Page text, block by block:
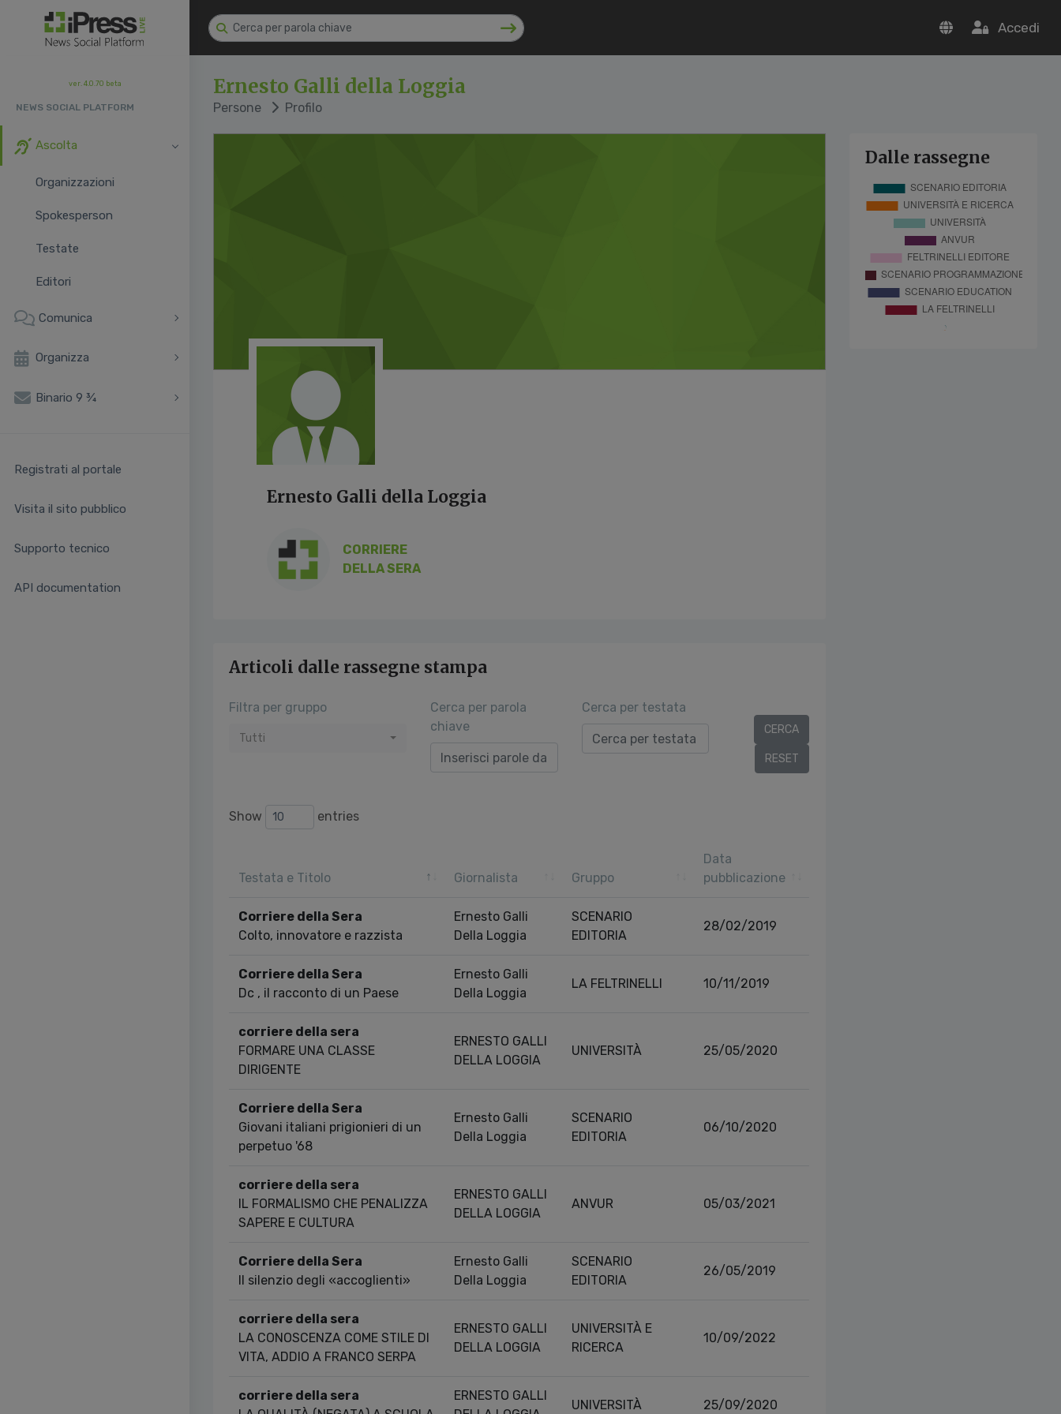
Accedi
ver. 4.0.70 beta
NEWS SOCIAL PLATFORM
Ascolta
Organizzazioni
Spokesperson
Testate
Editori
Comunica
Organizza
Binario 9 ¾
Registrati al portale
Visita il sito pubblico
Supporto tecnico
API documentation
Ernesto Galli della Loggia
Persone Profilo
Ernesto Galli della Loggia
CORRIERE
DELLA SERA
Articoli dalle rassegne stampa
Filtra per gruppo
Tutti
Cerca per parola
chiave
Cerca per testata
Show entries
Testata e Titolo Giornalista Gruppo
Data
pubblicazione
Corriere della Sera
Colto, innovatore e razzista
Ernesto Galli
Della Loggia
SCENARIO
EDITORIA
28/02/2019
Corriere della Sera
Dc , il racconto di un Paese
Ernesto Galli
Della Loggia
LA FELTRINELLI 10/11/2019
corriere della sera
FORMARE UNA CLASSE
DIRIGENTE
ERNESTO GALLI
DELLA LOGGIA
UNIVERSITÀ 25/05/2020
Corriere della Sera
Giovani italiani prigionieri di un
perpetuo '68
Ernesto Galli
Della Loggia
SCENARIO
EDITORIA
06/10/2020
corriere della sera
IL FORMALISMO CHE PENALIZZA
SAPERE E CULTURA
ERNESTO GALLI
DELLA LOGGIA
ANVUR 05/03/2021
Corriere della Sera
Il silenzio degli «accoglienti»
Ernesto Galli
Della Loggia
SCENARIO
EDITORIA
26/05/2019
corriere della sera
LA CONOSCENZA COME STILE DI
VITA, ADDIO A FRANCO SERPA
ERNESTO GALLI
DELLA LOGGIA
UNIVERSITÀ E
RICERCA
10/09/2022
corriere della sera
ERNESTO GALLI
UNIVERSITÀ 25/09/2020
Dalle rassegne